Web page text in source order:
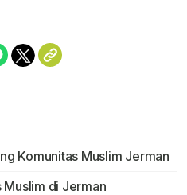
Komunitas Muslim Jerman
di Jerman